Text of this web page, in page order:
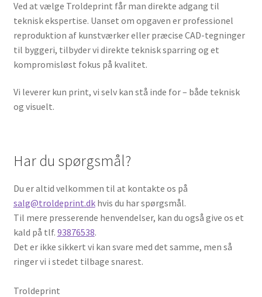
Ved at vælge Troldeprint får man direkte adgang til
teknisk ekspertise. Uanset om opgaven er professionel
reproduktion af kunstværker eller præcise CAD-tegninger
til byggeri, tilbyder vi direkte teknisk sparring og et
kompromisløst fokus på kvalitet.
Vi leverer kun print, vi selv kan stå inde for – både teknisk
og visuelt.
Har du spørgsmål?
Du er altid velkommen til at kontakte os på
salg@troldeprint.dkhvis du har spørgsmål.
Til mere presserende henvendelser, kan du også give os et
kald på tlf. 93876538.
Det er ikke sikkert vi kan svare med det samme, men så
ringer vi i stedet tilbage snarest.
Troldeprint